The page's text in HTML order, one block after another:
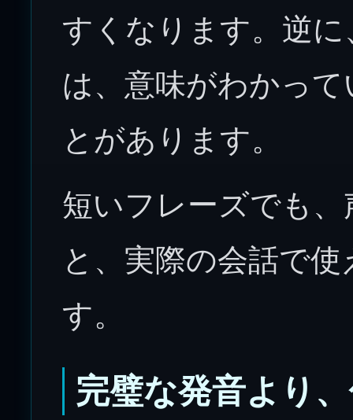
すくなります。逆
は、意味がわかっ
とがあります。
短いフレーズでも
と、実際の会話で
す。
完璧な発音より